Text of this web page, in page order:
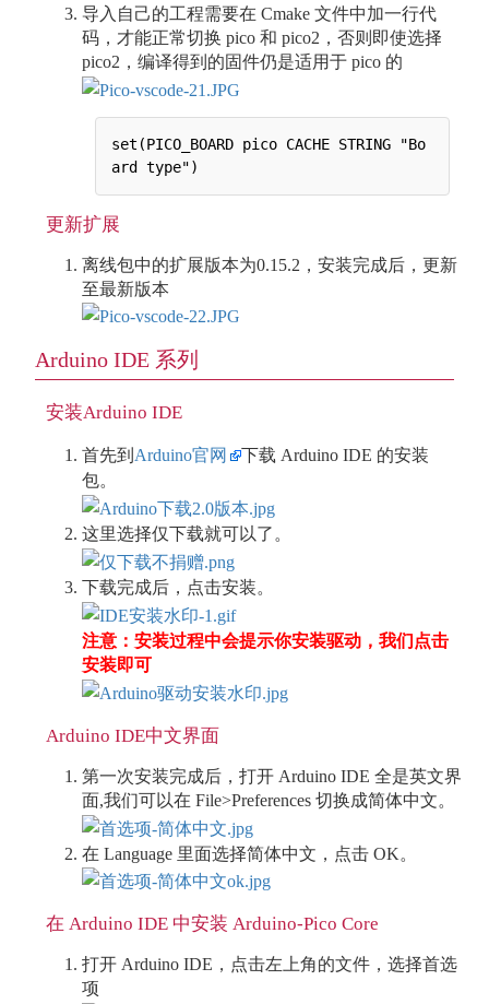
导入自己的工程需要在 Cmake 文件中加一行代
码，才能正常切换 pico 和 pico2，否则即使选择
pico2，编译得到的固件仍是适用于 pico 的
set(PICO_BOARD pico CACHE STRING "Bo
更新扩展
离线包中的扩展版本为0.15.2，安装完成后，更新
至最新版本
Arduino IDE 系列
安装Arduino IDE
首先到 Arduino官网
下载 Arduino IDE 的安装
包。
这里选择仅下载就可以了。
下载完成后，点击安装。
注意：安装过程中会提示你安装驱动，我们点击
安装即可
Arduino IDE中文界面
第一次安装完成后，打开 Arduino IDE 全是英文界
面,我们可以在 File>Preferences 切换成简体中文。
在 Language 里面选择简体中文，点击 OK。
在 Arduino IDE 中安装 Arduino-Pico Core
打开 Arduino IDE，点击左上角的文件，选择首选
项